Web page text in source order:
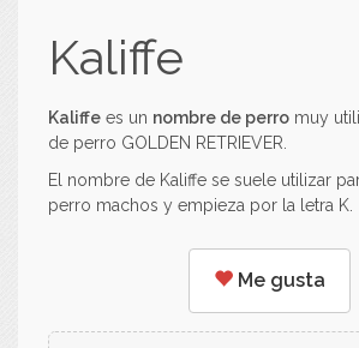
Kaliffe
Kaliffe es un nombre de perro muy
de perro GOLDEN RETRIEVER.
El nombre de Kaliffe se suele utilizar
perro machos y empieza por la letra K.
Me gusta